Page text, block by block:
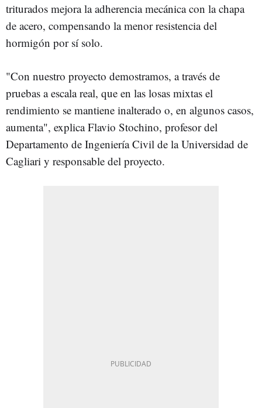
triturados mejora la adherencia mecánica con la chapa
de acero, compensando la menor resistencia del
hormigón por sí solo.
"Con nuestro proyecto demostramos, a través de
pruebas a escala real, que en las losas mixtas el
rendimiento se mantiene inalterado o, en algunos casos,
aumenta", explica Flavio Stochino, profesor del
Departamento de Ingeniería Civil de la Universidad de
Cagliari y responsable del proyecto.